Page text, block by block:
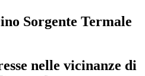
Sorgente Termale
nelle vicinanze di